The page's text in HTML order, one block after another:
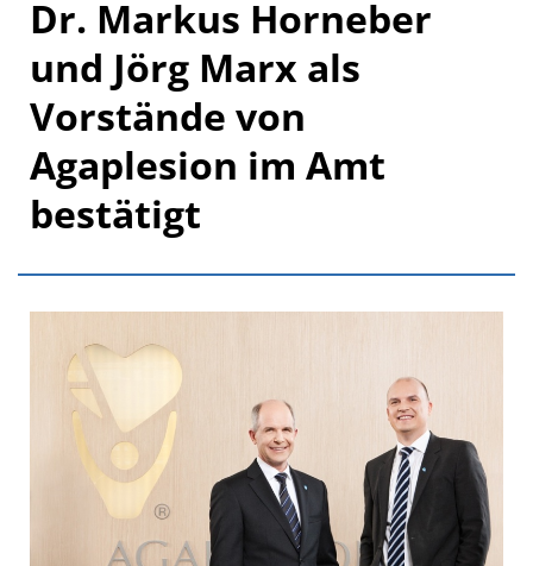
Dr. Markus Horneber
und Jörg Marx als
Vorstände von
Agaplesion im Amt
bestätigt